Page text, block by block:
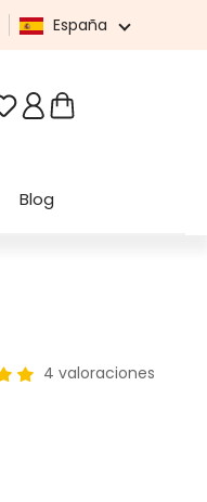
España
Tienes 0 artículos en
Blog
4 valoraciones